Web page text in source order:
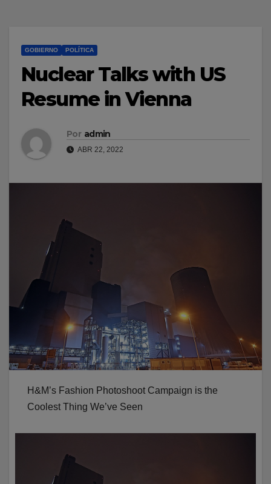
GOBIERNO POLÍTICA
Nuclear Talks with US
Resume in Vienna
Por admin
ABR 22, 2022
H&M’s Fashion Photoshoot Campaign is the
Coolest Thing We’ve Seen